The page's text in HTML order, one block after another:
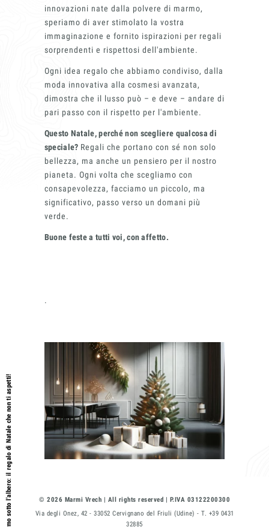
Polvere di marmo sotto l’albero: il regalo di Natale che non ti aspetti!
innovazioni nate dalla polvere di marmo,
speriamo di aver stimolato la vostra
immaginazione e fornito ispirazioni per regali
sorprendenti e rispettosi dell'ambiente.
Ogni idea regalo che abbiamo condiviso, dalla
moda innovativa alla cosmesi avanzata,
dimostra che il lusso può – e deve – andare di
pari passo con il rispetto per l'ambiente.
Questo Natale, perché non scegliere qualcosa di
speciale? Regali che portano con sé non solo
bellezza, ma anche un pensiero per il nostro
pianeta. Ogni volta che scegliamo con
consapevolezza, facciamo un piccolo, ma
significativo, passo verso un domani più
verde.
Buone feste a tutti voi, con affetto.
.
© 2026 Marmi Vrech | All rights reserved | P.IVA 03122200300
Via degli Onez, 42 - 33052 Cervignano del Friuli (Udine) - T. +39 0431
32885